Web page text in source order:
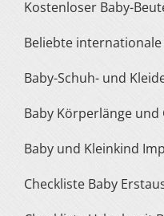
Kostenloser Baby-
Beliebte
Baby-Schuh- und
Baby Körperlänge
Baby und Kleinkind
Checkliste Baby